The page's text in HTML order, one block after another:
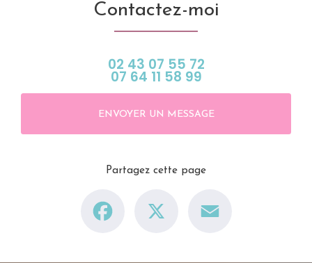
Contactez-moi
02 43 07 55 72
07 64 11 58 99
ENVOYER UN MESSAGE
Partagez cette page